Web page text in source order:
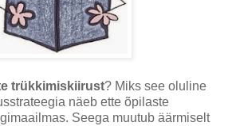
trükkimiskiirust? Miks see oluline
näeb ette õpilaste
Seega muutub äärmiselt